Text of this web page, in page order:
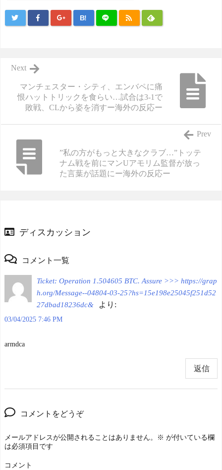
B!
マンチェスター・シティ、エンバペに痛
恨ハットトリックを食らい…試合は3-1で
敗戦、CLから姿を消すー海外の反応ー
Next
”私の方がもっと大きなクラブ…”トッテ
ナム戦を前にマンUアモリム監督が放っ
た言葉が話題にー海外の反応ー
Prev
ディスカッション
コメント一覧
Ticket: Operation 1.504605 BTC. Assure >>> https://grap
h.org/Message--04804-03-25?hs=15e198e25045f251d52
27dbad18236dc&
より:
03/04/2025 7:46 PM
armdca
返信
コメントをどうぞ
メールアドレスが公開されることはありません。 ※ が付いている欄
は必須項目です
コメント